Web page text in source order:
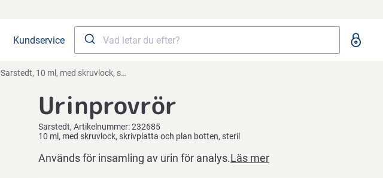
Kundservice
Sarstedt, 10 ml, med skruvlock, skrivplatta och plan botten, steril
Urinprovrör
Sarstedt Artikelnummer:232685
10 ml, med skruvlock, skrivplatta och plan botten, steril
Används för insamling av urin för analys.Läs mer